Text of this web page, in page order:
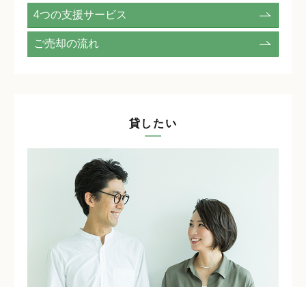
4つの支援サービス
ご売却の流れ
貸したい